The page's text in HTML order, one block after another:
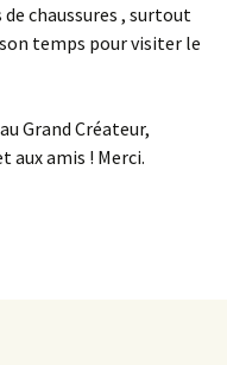
chaussures , surtout
temps pour visiter le
Grand Créateur,
aux amis ! Merci.